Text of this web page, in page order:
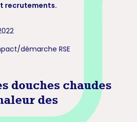
recrutements.
démarche RSE
douches chaudes
des